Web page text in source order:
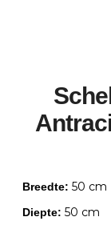
Breedte: 50 cm
Diepte: 50 cm